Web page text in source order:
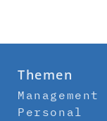
Themen
Management
Personal